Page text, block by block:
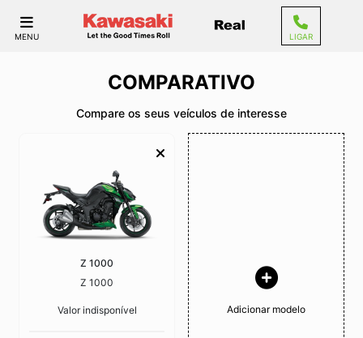
MENU LIGAR
COMPARATIVO
Compare os seus veículos de interesse
Z 1000
Z 1000
Valor indisponível Adicionar modelo